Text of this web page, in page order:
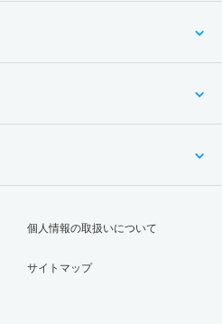
個人情報の取扱いについて
サイトマップ